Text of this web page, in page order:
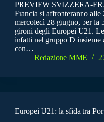
PREVIEW SVIZZERA-
Francia si affronteranno alle
mercoledì 28 giugno, per la
gironi degli Europei U21.
infatti nel gruppo D insieme
con…
Redazione MME
Europei U21: la sfida tra